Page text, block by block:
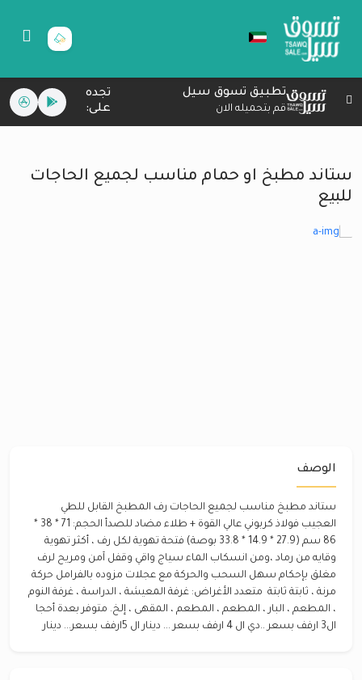
تطبيق تسوق سيل
قم بتحميله الان
تجده
على:
ستاند مطبخ او حمام مناسب لجميع الحاجات
للبيع
الوصف
ستاند مطبخ مناسب لجميع الحاجات رف المطبخ القابل للطي
العجيب فولاذ كربوني عالي القوة + طلاء مضاد للصدأ الحجم: 71 * 38 *
86 سم (27.9 * 14.9 * 33.8 بوصة) فتحة تهوية لكل رف ، أكثر تهوية
وقايه من رماد ،ومن انسكاب الماء سياج واقي وقفل آمن ومريح لرف
مغلق بإحكام سهل السحب والحركة مع عجلات مزوده بالفرامل حركة
مرنة ، ثابتة ثابتة ⁦⁩ متعدد الأغراض: غرفة المعيشة ، الدراسة ، غرفة النوم
، المطعم ، البار ، المطعم ، المطعم ، المقهى ، إلخ. متوفر بعدة أحجا
ال3 ارفف بسعر ..دي ال 4 ارفف بسعر ... دينار ال 5ارفف بسعر... دينار